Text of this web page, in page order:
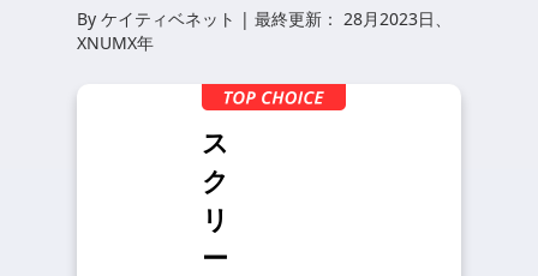
By ケイティベネット | 最終更新： 28月2023日、
XNUMX年
ス
ク
リ
ー